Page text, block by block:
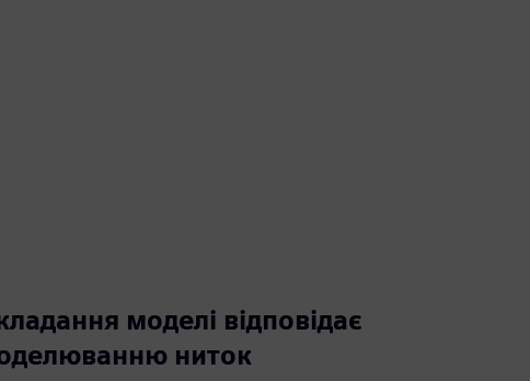
моделі відповідає
ниток